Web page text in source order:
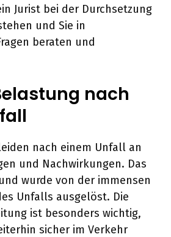
Jurist bei der Durchsetzung
und Sie in
beraten und
nach
nach einem Unfall an
und Nachwirkungen. Das
wurde von der immensen
Unfalls ausgelöst. Die
ist besonders wichtig,
sicher im Verkehr